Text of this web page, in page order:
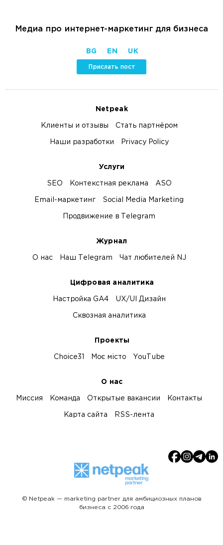
Медиа про интернет-маркетинг для бизнеса
BG EN UK
Прислать пост
Netpeak
Клиенты и отзывы Стать партнёром
Наши разработки Privacy Policy
Услуги
SEO Контекстная реклама ASO
Email-маркетинг Social Media Marketing
Продвижение в Telegram
Журнал
О нас Наш Telegram Чат любителей NJ
Цифровая аналитика
Настройка GA4 UX/UI Дизайн
Сквозная аналитика
Проекты
Choice31 Моє місто YouTube
О нас
Миссия Команда Открытые вакансии Контакты
Карта сайта RSS-лента
© Netpeak — marketing partner для амбициозных планов
бизнеса с 2006 года